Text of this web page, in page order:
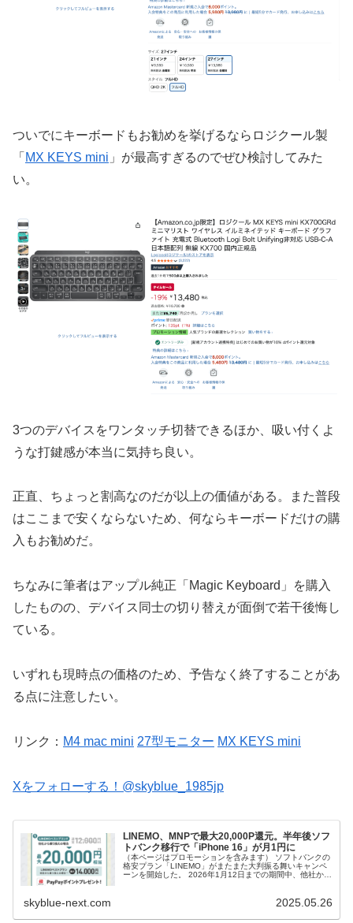
ついでにキーボードもお勧めを挙げるならロジクール製
「 MX KEYS mini 」が最高すぎるのでぜひ検討してみた
い。
3つのデバイスをワンタッチ切替できるほか、吸い付くよ
うな打鍵感が本当に気持ち良い。
正直、ちょっと割高なのだが以上の価値がある。また普段
はここまで安くならないため、何ならキーボードだけの購
入もお勧めだ。
ちなみに筆者はアップル純正「Magic Keyboard」を購入
したものの、デバイス同士の切り替えが面倒で若干後悔し
ている。
いずれも現時点の価格のため、予告なく終了することがあ
る点に注意したい。
リンク： M4 mac mini 27型モニター MX KEYS mini
Xをフォローする！@skyblue_1985jp
LINEMO、MNPで最大20,000P還元。半年後ソフ
トバンク移行で「iPhone 16」が月1円に
（本ページはプロモーションを含みます） ソフトバンクの
格安プラン「LINEMO」がまたまた大判振る舞いキャンペ
ーンを開始した。 2026年1月12日までの期間中、他社から
skyblue-next.com 2025.05.26